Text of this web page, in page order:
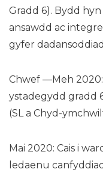
Gradd 6). Bydd
ansawdd ac
gyfer
Chwef —Meh 2020:
ystadegydd gradd
(SL a Chyd-
Mai 2020: Cais i
ledaenu